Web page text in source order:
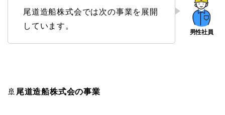
尾道造船株式会では次の事業を展開
しています。
🚢 尾道造船株式会の事業